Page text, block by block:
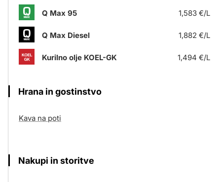
Q Max 95 1,583 €/L
Q Max Diesel 1,882 €/L
Kurilno olje KOEL-GK 1,494 €/L
Hrana in gostinstvo
Kava na poti
Nakupi in storitve